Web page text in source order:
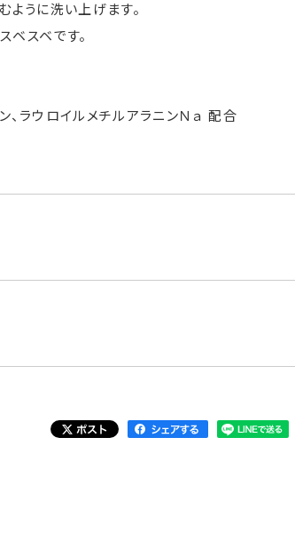
ように洗い上げます。
ベスベです。
、ラウロイルメチルアラニンＮａ 配合